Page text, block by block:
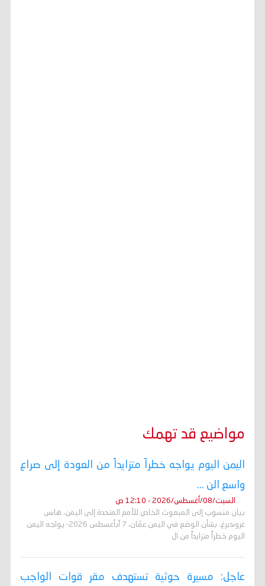
مواضيع قد تهمك
اليمن اليوم يواجه خطراً متزايداً من العودة إلى صراع
واسع الن ...
السبت/08/أغسطس/2026 - 12:10 ص
بيان منسوب إلى المبعوث الخاص للأمم المتحدة إلى اليمن، هانس
غروندبرغ، بشأن الوضع في اليمن عمّان، 7 آبأغسطس 2026- يواجه اليمن
اليوم خطراً متزايداً من ال
عاجل: مسيرة حوثية تستهدف مقر قوات الواجب